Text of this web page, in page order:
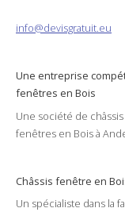
info@devisgratuit.eu
Une entreprise
fenêtres en Bois
Une société de châssis
fenêtres en Boisà
Châssis fenêtre en
Un spécialiste dans la